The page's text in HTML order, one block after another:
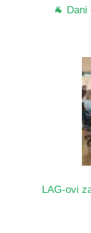
🐐
LAG-ovi